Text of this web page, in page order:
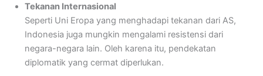
Tekanan Internasional
Seperti Uni Eropa yang menghadapi tekanan dari AS,
Indonesia juga mungkin mengalami resistensi dari
negara-negara lain. Oleh karena itu, pendekatan
diplomatik yang cermat diperlukan.